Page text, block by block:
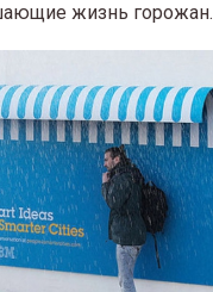
жизнь горожан.